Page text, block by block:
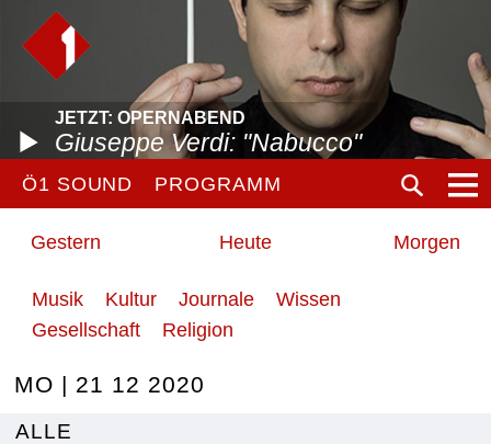
JETZT: OPERNABEND
Giuseppe Verdi: "Nabucco"
Ö1 SOUND PROGRAMM
Gestern Heute Morgen
Musik Kultur Journale
Wissen
Gesellschaft
Religion
MO | 21 12 2020
ALLE